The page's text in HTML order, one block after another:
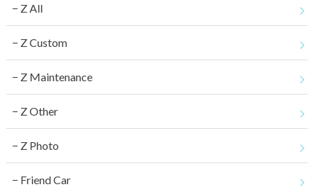
Z All
Z Custom
Z Maintenance
Z Other
Z Photo
Friend Car